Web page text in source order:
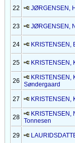
22 JØRGENSEN,
23 JØRGENSEN,
24 KRISTENSEN,
25 KRISTENSEN,
26
KRISTENSEN,
Søndergaard
27 KRISTENSEN,
28
KRISTENSEN,
Tonnesen
29